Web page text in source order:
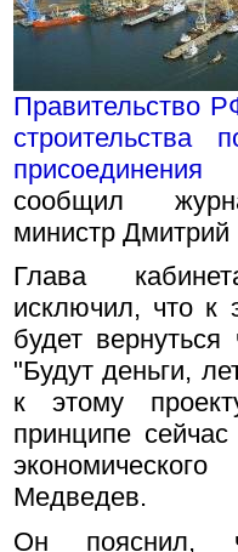
Правительство
строительства
сообщил
министр
Глава
исключил, что к
будет вернуться
"Будут деньги,
к этому
принципе
Медведев.
Он пояснил,